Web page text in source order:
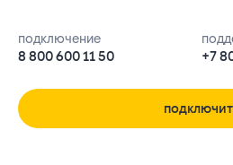
подключение
8 800 600 11 50
+7